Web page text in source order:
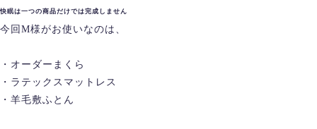
快眠は一つの商品だけでは完成しません
今回M様がお使いなのは、
・オーダーまくら
・ラテックスマットレス
・羊毛敷ふとん